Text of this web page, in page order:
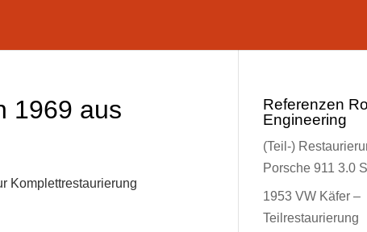
1969 aus
Komplettrestaurierung
Referenzen
Engineering
(Teil-)
Porsche 911 3.0
1953 VW Käfer –
Teilrestaurierung